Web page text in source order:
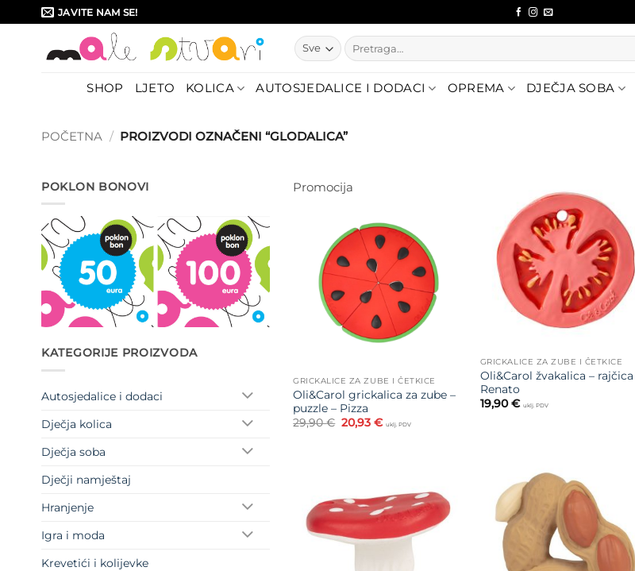
to
JAVITE NAM SE!
Pretraži:
SHOP LJETO KOLICA AUTOSJEDALICE I DODACI OPREMA DJEČJA SOBA
POČETNA / PROIZVODI OZNAČENI “GLODALICA”
POKLON BONOVI
KATEGORIJE PROIZVODA
Autosjedalice i dodaci
Dječja kolica
Dječja soba
Dječji namještaj
Hranjenje
Igra i moda
Krevetići i kolijevke
Promocija
Dodajte
na listu
želja
GRICKALICE ZA ZUBE I ČETKICE
Oli&Carol grickalica za zube –
puzzle – Pizza
29,90€ Izvorna
cijena
20,93€Trenutna
cijena
uklj. PDV
Dodajte
na listu
želja
GRICKALICE ZA ZUBE I ČETKICE
Oli&Carol žvakalica – rajčica
Renato
19,90€ uklj. PDV
Dodajte
na listu
želja
želja